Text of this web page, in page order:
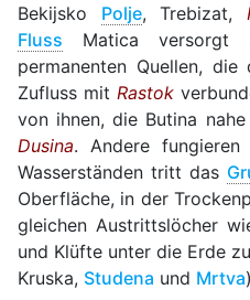
Bekijsko Polje, Trebizat,
Fluss Matica versorgt
permanenten Quellen,
Zufluss mit Rastok
von ihnen, die Butina
Dusina. Andere
Wasserständen tritt das
Oberfläche, in der
gleichen Austrittslöcher
und Klüfte unter die Erde
Kruska, Studena und Mrtva